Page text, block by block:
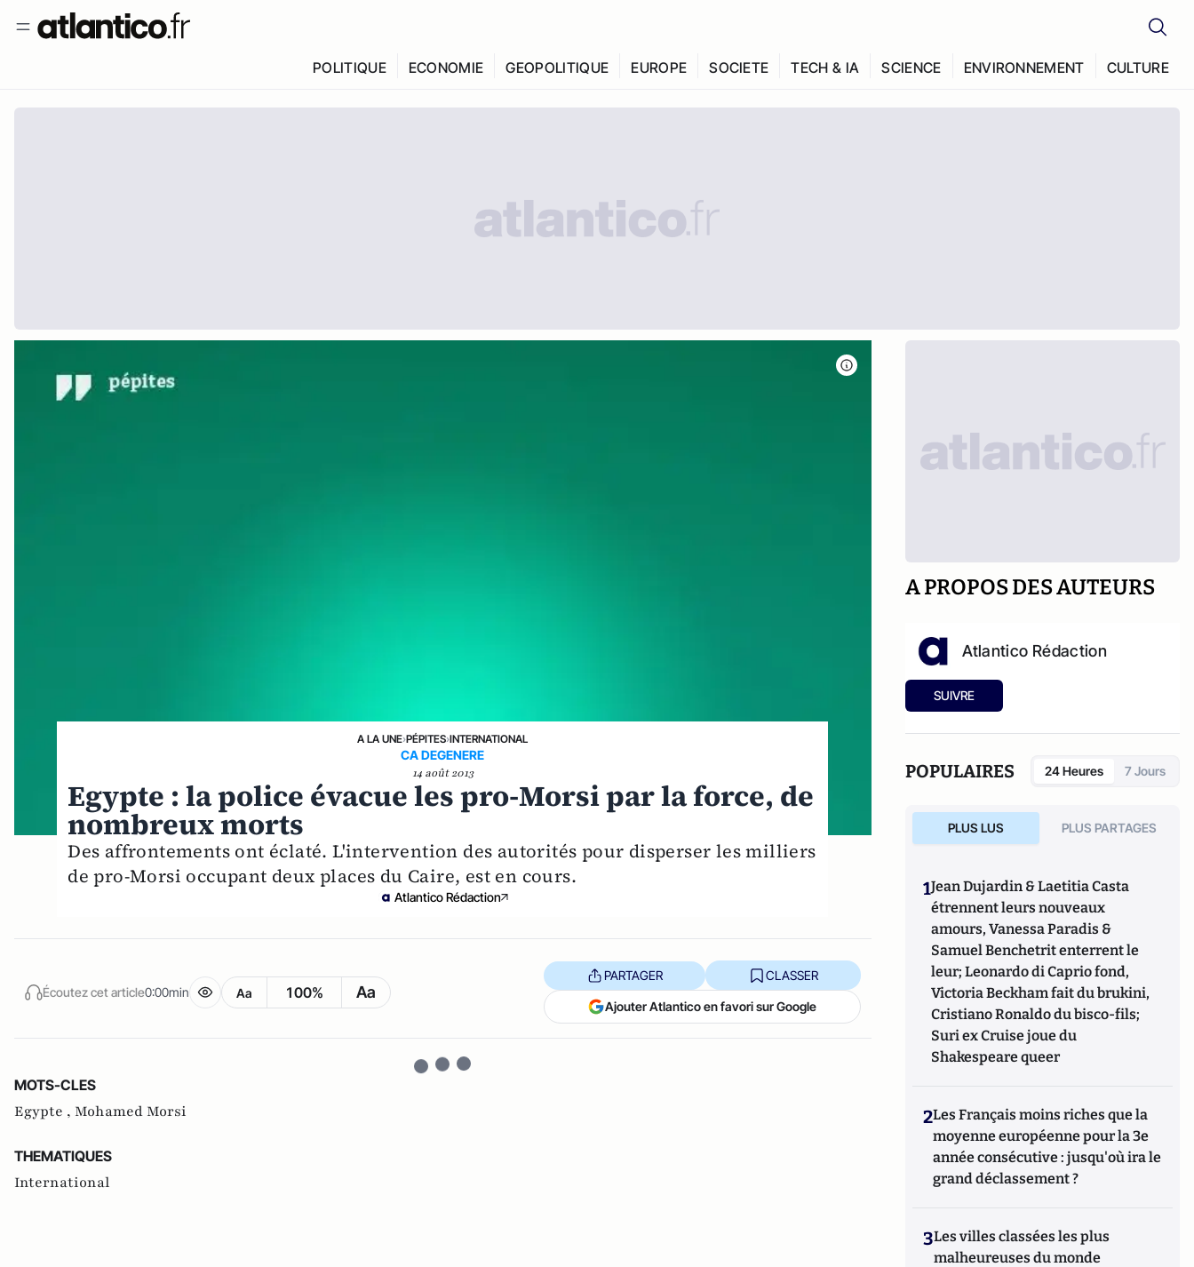
POLITIQUE ECONOMIE GEOPOLITIQUE EUROPE SOCIETE TECH & IA SCIENCE ENVIRONNEMENT CULTURE
A LA UNE›PÉPITES›INTERNATIONAL
CA DEGENERE
14 août 2013
Egypte : la police évacue les pro-Morsi par la force, de
nombreux morts
Des affrontements ont éclaté. L'intervention des autorités pour disperser les milliers
de pro-Morsi occupant deux places du Caire, est en cours.
Atlantico Rédaction
Écoutez cet article0:00min Aa 100% Aa
PARTAGER CLASSER
Ajouter Atlantico en favori sur Google
MOTS-CLES
Egypte , Mohamed Morsi
THEMATIQUES
International
A PROPOS DES AUTEURS
Atlantico Rédaction
SUIVRE
POPULAIRES 24 Heures 7 Jours
PLUS LUS PLUS PARTAGES
1Jean Dujardin & Laetitia Casta
étrennent leurs nouveaux
amours, Vanessa Paradis &
Samuel Benchetrit enterrent le
leur; Leonardo di Caprio fond,
Victoria Beckham fait du brukini,
Cristiano Ronaldo du bisco-fils;
Suri ex Cruise joue du
Shakespeare queer
2Les Français moins riches que la
moyenne européenne pour la 3e
année consécutive : jusqu'où ira le
grand déclassement ?
3Les villes classées les plus
malheureuses du monde